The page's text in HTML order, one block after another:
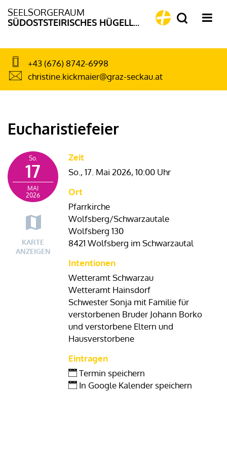
SEELSORGERAUM
SÜDOSTSTEIRISCHES HÜGELLAND
+43 (676) 8742-6998
christine.kickmaier@graz-seckau.at
Eucharistiefeier
So.
17
MAI
2026
KARTE
ANZEIGEN
Zeit
So., 17. Mai 2026, 10:00 Uhr
Ort
Pfarrkirche
Wolfsberg/Schwarzautale
Wolfsberg 130
8421 Wolfsberg im Schwarzautal
Intentionen
Wetteramt Schwarzau
Wetteramt Hainsdorf
Schwester Sonja mit Familie für
verstorbenen Bruder Johann Borko
und verstorbene Eltern und
Hausverstorbene
Eintragen
Termin speichern
In Google Kalender speichern